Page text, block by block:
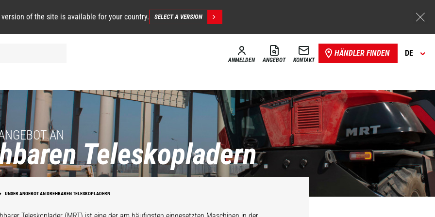
version of the site is available for your country. SELECT A VERSION
ANMELDEN ANGEBOT KONTAKT
HÄNDLER FINDEN DE
AN
Teleskopladern
UNSER ANGEBOT AN DREHBAREN TELESKOPLADERN